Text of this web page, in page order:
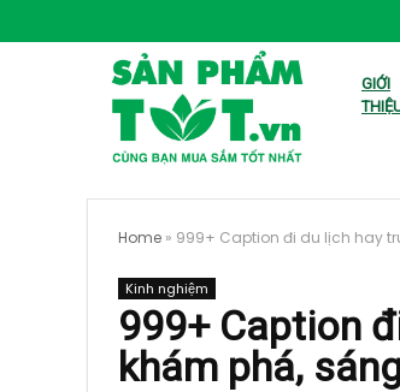
GIỚI
Home » 999+ Caption đi du lịch hay
Kinh nghiệm
999+ Caption
khám phá,